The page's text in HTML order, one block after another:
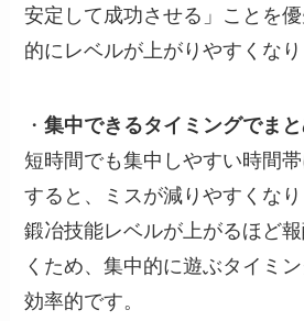
安定して成功させる」ことを
的にレベルが上がりやすくなり
・集中できるタイミングでま
短時間でも集中しやすい時間
すると、ミスが減りやすくなり
鍛冶技能レベルが上がるほど
くため、集中的に遊ぶタイミ
効率的です。